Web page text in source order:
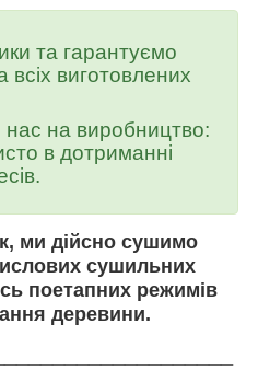
та гарантуємо
всіх виготовлених
на виробництво:
в дотриманні
ми дійсно сушимо
сушильних
поетапних режимів
деревини.